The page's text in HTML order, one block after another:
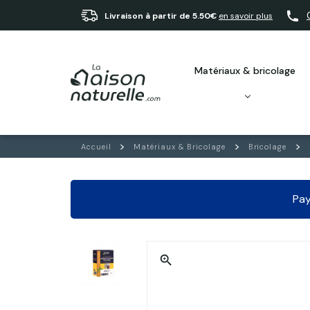
Livraison à partir de 5.50€ en savoir plus
matériaux & bricolage
Accueil Matériaux & Bricolage Bricolage
zoom_in